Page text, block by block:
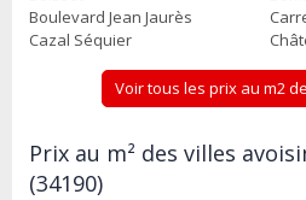
Boulevard Jean Jaurès
Cazal Séquier
Voir tous les prix au m2
Prix au m² des villes
(34190)